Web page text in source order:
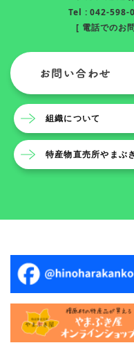
Tel : 042-598-
[ 電話でのお
組織について
特産物直売所やまぶ